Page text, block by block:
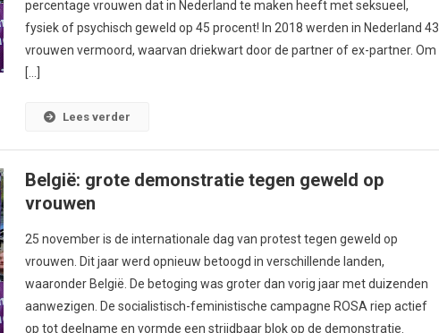
percentage vrouwen dat in Nederland te maken heeft met seksueel,
fysiek of psychisch geweld op 45 procent! In 2018 werden in Nederland 43
vrouwen vermoord, waarvan driekwart door de partner of ex-partner. Om
[…]
Lees verder
België: grote demonstratie tegen geweld op
vrouwen
25 november is de internationale dag van protest tegen geweld op
vrouwen. Dit jaar werd opnieuw betoogd in verschillende landen,
waaronder België. De betoging was groter dan vorig jaar met duizenden
aanwezigen. De socialistisch-feministische campagne ROSA riep actief
op tot deelname en vormde een strijdbaar blok op de demonstratie.